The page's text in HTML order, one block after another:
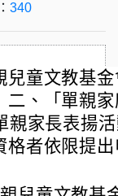
340
兒童文教基
二、「單親
親家長表揚
格者依限提